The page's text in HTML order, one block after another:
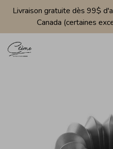
Livraison gratuite dès 99$
Canada (certaines